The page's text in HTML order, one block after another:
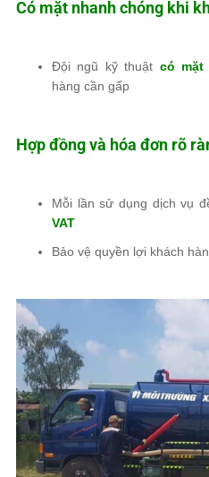
Có mặt nhanh chóng khi
Đội ngũ kỹ thuật có mặt
hàng cần gấp
Hợp đồng và hóa đơn rõ
Mỗi lần sử dụng dịch vụ
VAT
Bảo vệ quyền lợi khách